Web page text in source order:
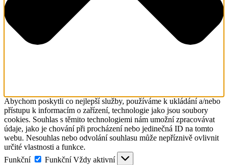
Abychom poskytli co nejlepší služby, používáme k ukládání a/nebo
přístupu k informacím o zařízení, technologie jako jsou soubory
cookies. Souhlas s těmito technologiemi nám umožní zpracovávat
údaje, jako je chování při procházení nebo jedinečná ID na tomto
webu. Nesouhlas nebo odvolání souhlasu může nepříznivě ovlivnit
určité vlastnosti a funkce.
Funkční
Funkční Vždy aktivní